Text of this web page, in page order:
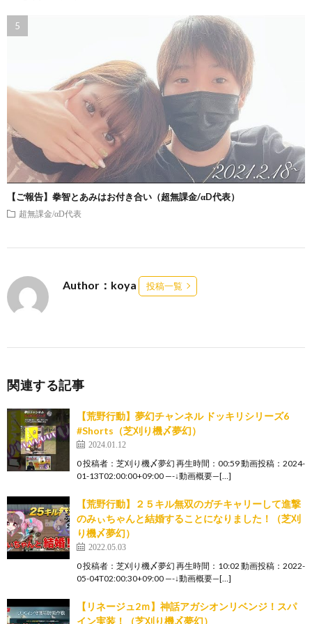
【ご報告】拳智とあみはお付き合い（超無課金/αD代表）
超無課金/αD代表
Author：koya 投稿一覧
関連する記事
【荒野行動】夢幻チャンネル ドッキリシリーズ6
#Shorts（芝刈り機〆夢幻）
2024.01.12
0 投稿者：芝刈り機〆夢幻 再生時間：00:59 動画投稿：2024-
01-13T02:00:00+09:00 —-↓動画概要—[…]
【荒野行動】２５キル無双のガチキャリーして進撃
のみぃちゃんと結婚することになりました！（芝刈
り機〆夢幻）
2022.05.03
0 投稿者：芝刈り機〆夢幻 再生時間：10:02 動画投稿：2022-
05-04T02:00:30+09:00 —-↓動画概要—[…]
【リネージュ2ｍ】神話アガシオンリベンジ！スパ
イン実装！（芝刈り機〆夢幻）